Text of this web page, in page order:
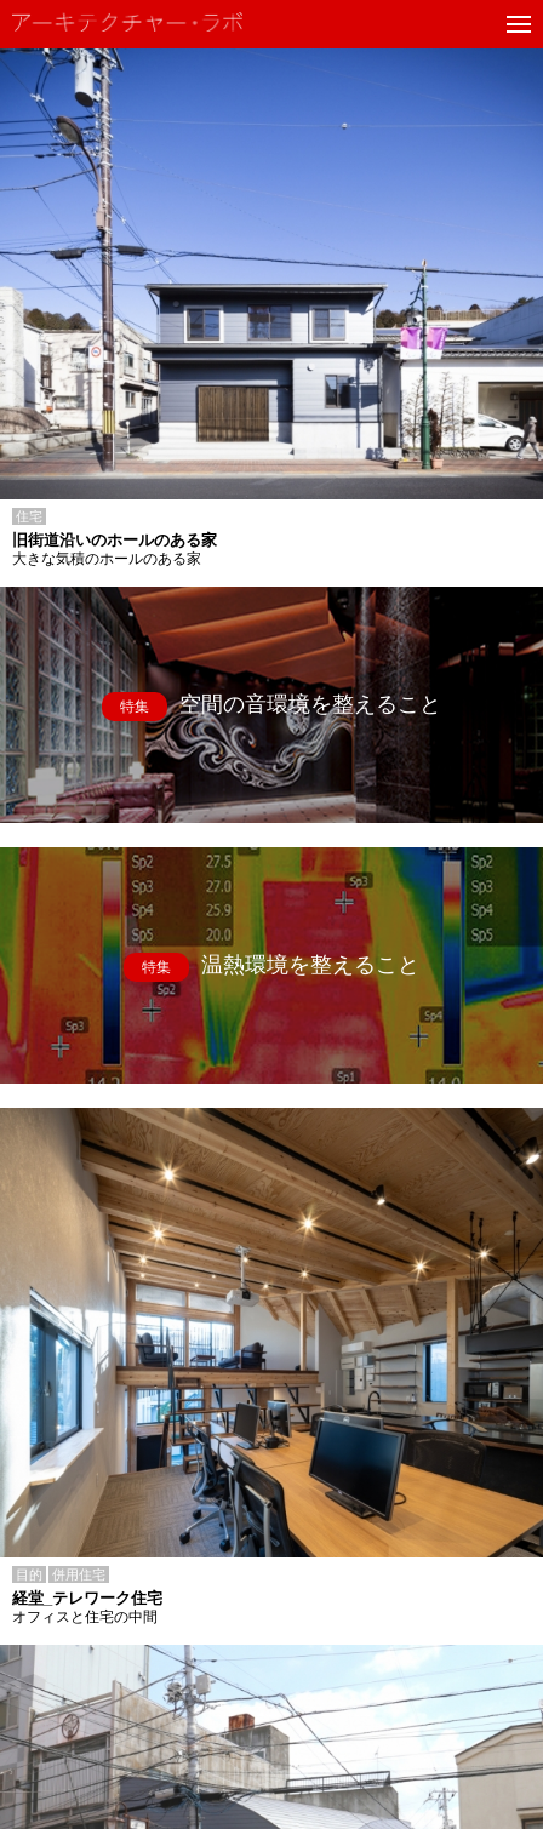
住宅
旧街道沿いのホールのある家
大きな気積のホールのある家
特集 空間の音環境を整えること
特集 温熱環境を整えること
目的 併用住宅
経堂_テレワーク住宅
オフィスと住宅の中間